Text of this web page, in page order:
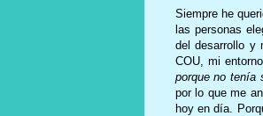
Siempre he
las personas
del desarrollo y
COU, mi
porque no tenía
por lo que me
hoy en día.